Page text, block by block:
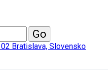
Bratislava, Slovensko